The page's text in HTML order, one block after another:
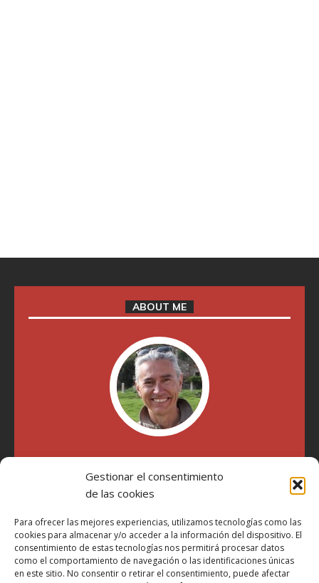
Gestionar el consentimiento
de las cookies
Para ofrecer las mejores experiencias, utilizamos tecnologías como las
cookies para almacenar y/o acceder a la información del dispositivo. El
consentimiento de estas tecnologías nos permitirá procesar datos
como el comportamiento de navegación o las identificaciones únicas
en este sitio. No consentir o retirar el consentimiento, puede afectar
ABOUT ME
año 2007 he escrito sobre motos en distintos medios.
Millatrece.com es una apuesta por escribir sobre lo que me
participa"
Aviso Legal